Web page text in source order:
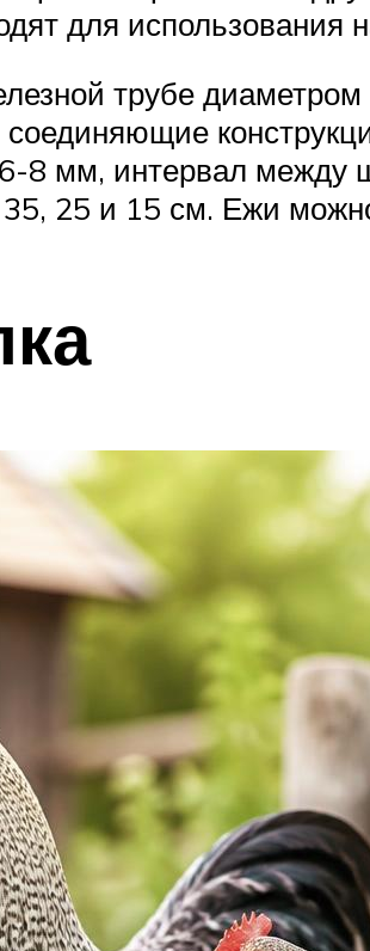
для
трубе
соединяющие
8 мм, интервал
25 и 15 см. Ежи